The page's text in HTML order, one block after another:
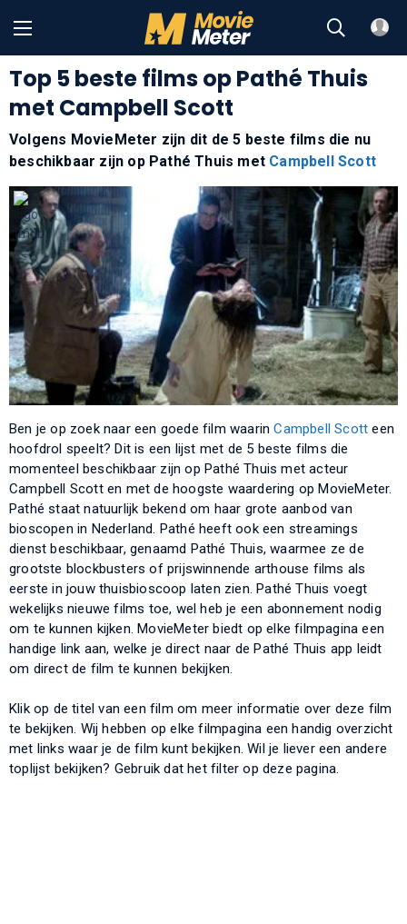
Top 5 beste films op Pathé Thuis
met Campbell Scott
Volgens MovieMeter zijn dit de 5 beste films die nu
beschikbaar zijn op Pathé Thuis met Campbell Scott
Ben je op zoek naar een goede film waarinCampbell Scott een
hoofdrol speelt? Dit is een lijst met de 5 beste films die
momenteel beschikbaar zijn op Pathé Thuis met acteur
Campbell Scott en met de hoogste waardering op MovieMeter.
Pathé staat natuurlijk bekend om haar grote aanbod van
bioscopen in Nederland. Pathé heeft ook een streamings
dienst beschikbaar, genaamd Pathé Thuis, waarmee ze de
grootste blockbusters of prijswinnende arthouse films als
eerste in jouw thuisbioscoop laten zien. Pathé Thuis voegt
wekelijks nieuwe films toe, wel heb je een abonnement nodig
om te kunnen kijken. MovieMeter biedt op elke filmpagina een
handige link aan, welke je direct naar de Pathé Thuis app leidt
om direct de film te kunnen bekijken.
Klik op de titel van een film om meer informatie over deze film
te bekijken. Wij hebben op elke filmpagina een handig overzicht
met links waar je de film kunt bekijken. Wil je liever een andere
toplijst bekijken? Gebruik dat het filter op deze pagina.